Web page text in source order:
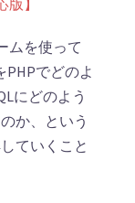
】
ムを使って
PHPでどのよ
にどのよう
か、という
ていくこと